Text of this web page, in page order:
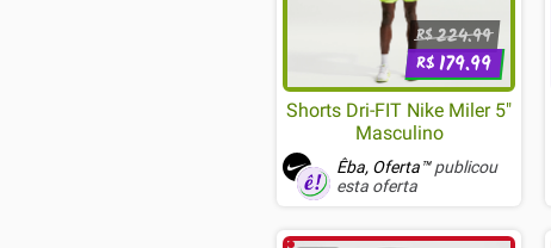
R$224.99
R$179.99
Shorts Dri-FIT Nike Miler 5"
Masculino
Êba, Oferta™publicou
esta oferta